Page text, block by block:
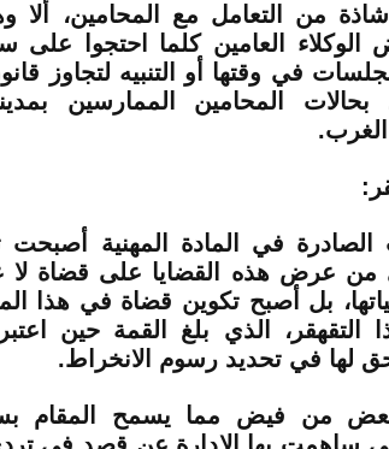
من التعامل مع المحامين،
الوكلاء العامين كلما احتجوا على
في وقتها أو التنبيه لتجاوز
بحالات المحامين الممارسين
الصادرة في المادة المهنية أصبحت
من عرض هذه القضايا على قضاة لا
بل أصبح تكوين قضاة في هذا
التقهقر، الذي بلغ القمة حين
حق لها في تحديد رسوم الانخراط.
بعض من فيض مما يسمح المقام